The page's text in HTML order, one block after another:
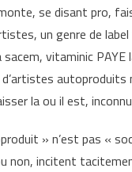
se disant pro,
un genre de
sacem, vitaminic
autoproduits
la ou il est,
» n’est pas «
non, incitent